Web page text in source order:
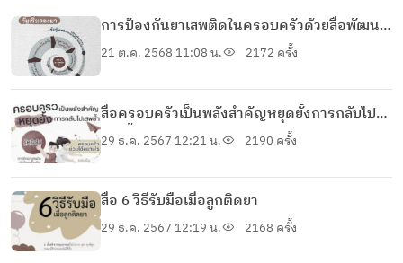
การป้องกันยาเสพติดในครอบครัวด้วยสื่อพัฒนา
ทักษะสมอง EF
21 ต.ค. 2568 11:08 น. 2172 ครั้ง
สื่อครอบครัวเป็นพลังสำคัญหยุดยั้งการกลับไป
เสพซ้ำ
29 ธ.ค. 2567 12:21 น. 2190 ครั้ง
สื่อ 6 วิธีรับมือเมื่อลูกติดยา
29 ธ.ค. 2567 12:19 น. 2168 ครั้ง